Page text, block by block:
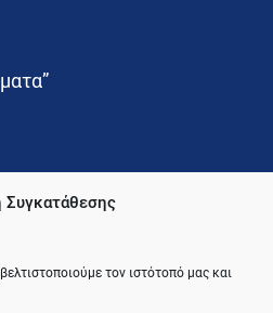
Συγκατάθεσης
τον ιστότοπό μας και